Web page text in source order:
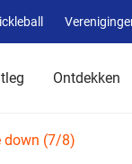
Ontdekken
down (7/8)